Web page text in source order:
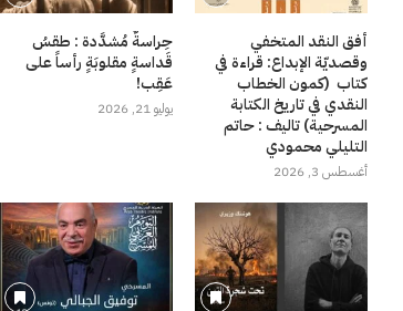
أفق النقد المتخفي
وقصديّة الإبداع: قراءة في
كتاب (كمون الخطاب
النقدي في تاريخ الكتابة
المسرحية) تاليف : حاتم
التليلي محمودي
أغسطس 3, 2026
حِراسةٌ مُشدَّدة : طقسُ
قَداسةٍ مقلوبَةٍ رأساً على
عَقِب!
يوليو 21, 2026